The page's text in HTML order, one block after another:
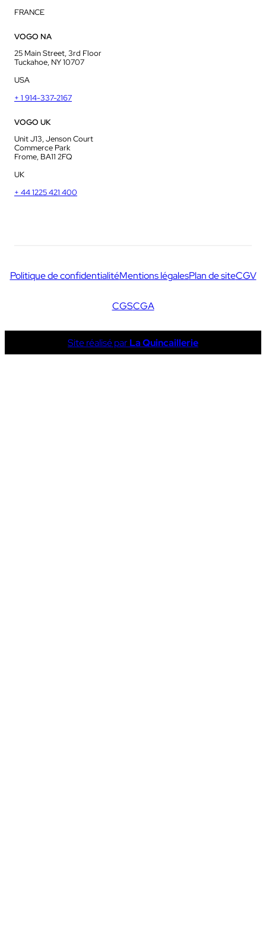
FRANCE
VOGO NA
25 Main Street, 3rd Floor
Tuckahoe, NY 10707
USA
+ 1 914-337-2167
VOGO UK
Unit J13, Jenson Court
Commerce Park
Frome, BA11 2FQ
UK
+ 44 1225 421 400
Politique de confidentialitéMentions légalesPlan de siteCGV
CGSCGA
Site réalisé parLa Quincaillerie